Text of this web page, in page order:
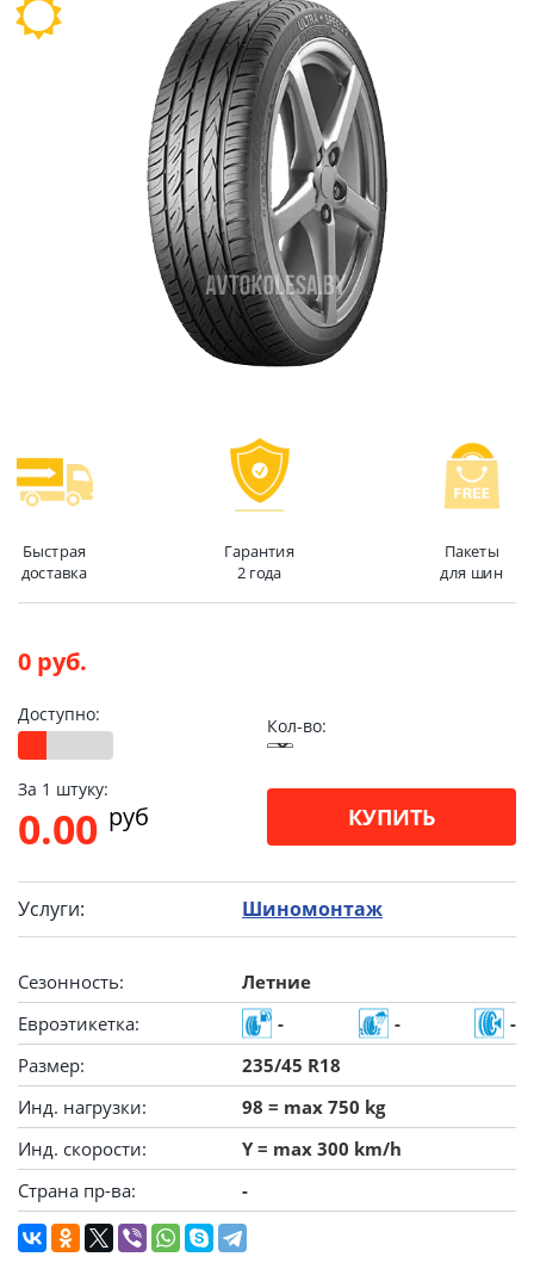
Быстрая
доставка
Гарантия
2 года
Пакеты
для шин
0 руб.
Доступно:
Кол-во:
За 1 штуку:
0.00 pуб КУПИТЬ
Услуги: Шиномонтаж
Сезонность:
Летние
Евроэтикетка:
- -
-
Размер:
235/45 R18
Инд. нагрузки:
98 = max 750 kg
Инд. скорости:
Y = max 300 km/h
Страна пр-ва:
-